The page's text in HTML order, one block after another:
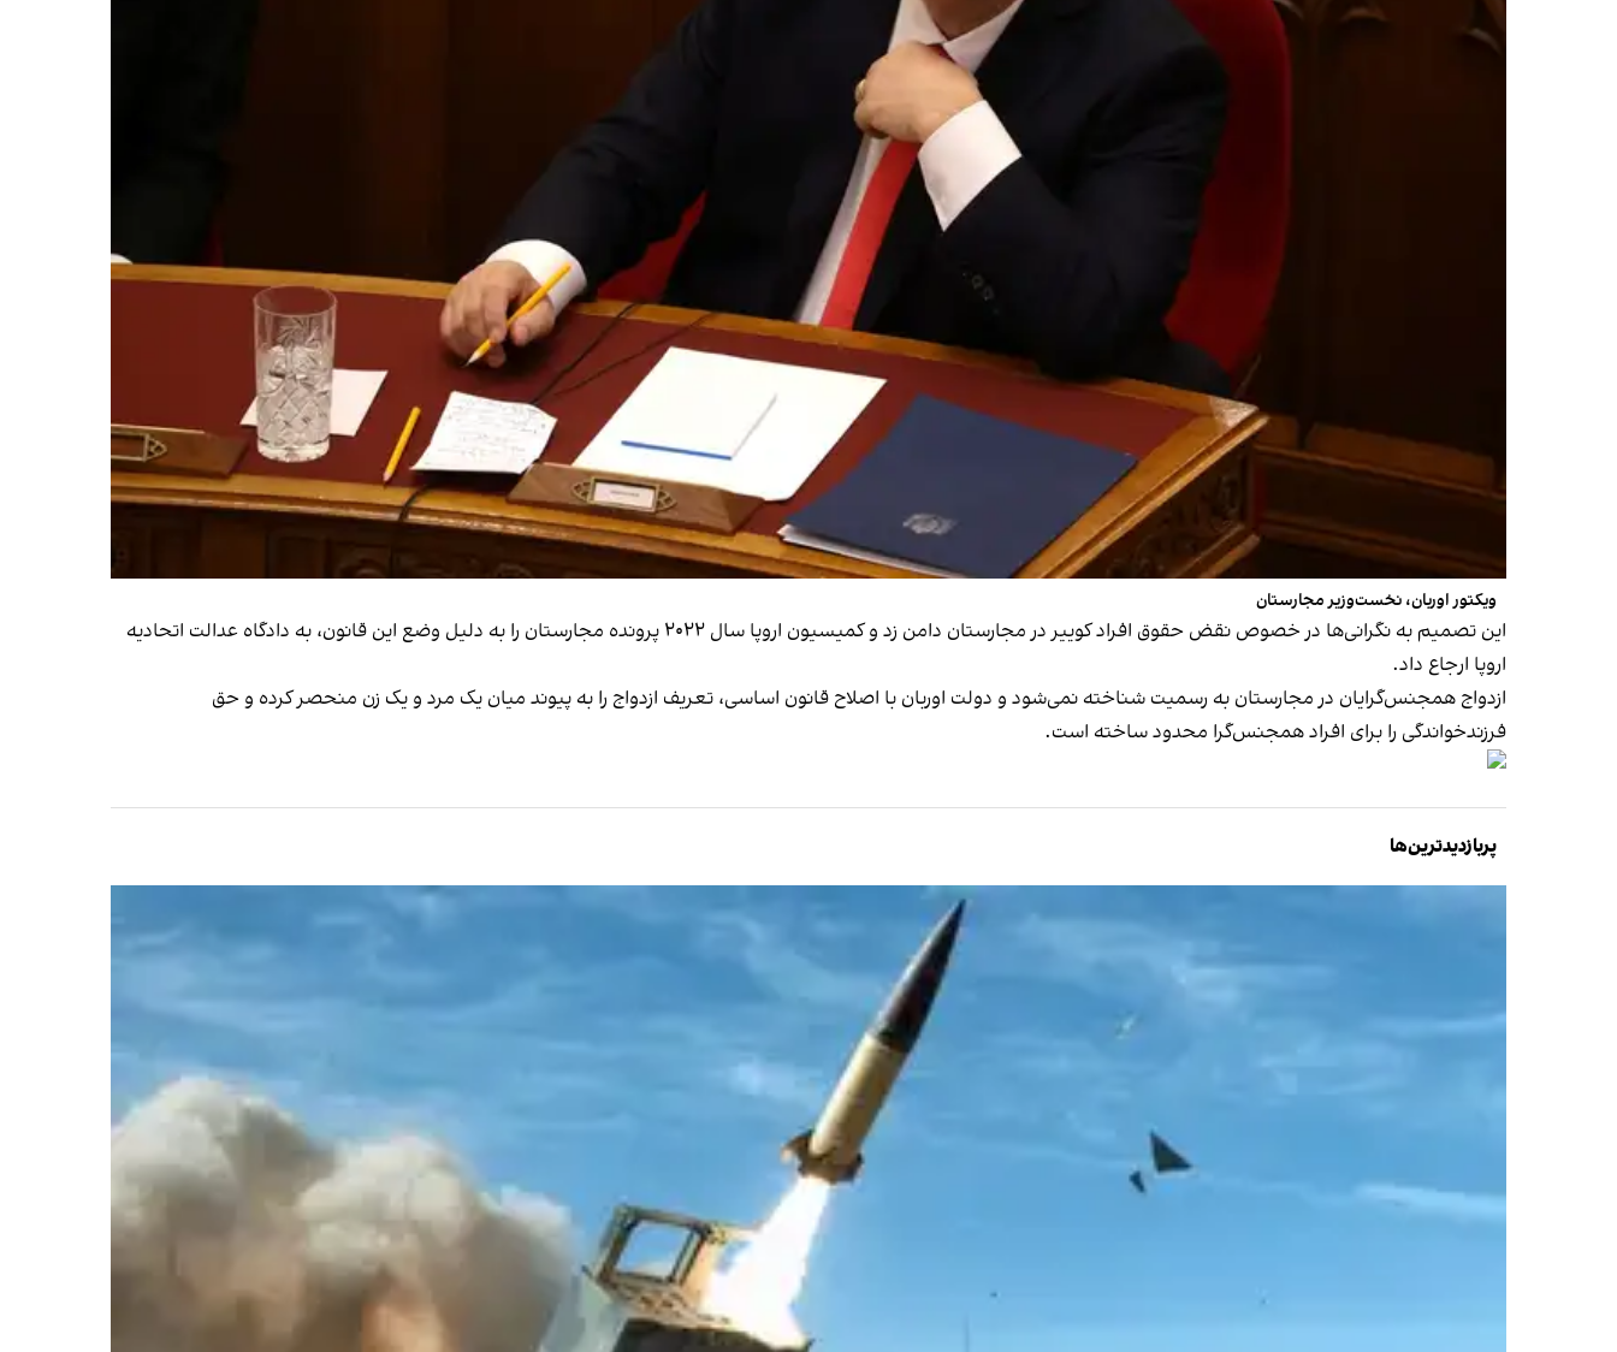
ویکتور اوربان، نخست‌وزیر مجارستان
این تصمیم به نگرانی‌ها در خصوص نقض حقوق افراد کوییر در مجارستان دامن زد و کمیسیون اروپا سال ۲۰۲۲ پرونده مجارستان را به دلیل وضع این قانون، به دادگاه عدالت اتحادیه
اروپا ارجاع داد.
ازدواج همجنس‌گرایان در مجارستان به رسمیت شناخته نمی‌شود و دولت اوربان با اصلاح قانون اساسی، تعریف ازدواج را به پیوند میان یک مرد و یک زن منحصر کرده و حق
فرزندخواندگی را برای افراد همجنس‌گرا محدود ساخته است.
پربازدیدترین‌ها